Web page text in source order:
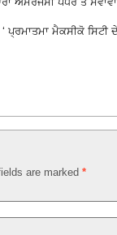
ਪ੍ਰਮਾਤਮਾ ਮੈਕਸੀਕੋ
are marked *